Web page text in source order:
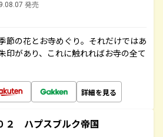
発売
節の花とお寺めぐり。それだけではあ
印があり、これに触れればお寺の全て
詳細を見る
２ ハプスブルク帝国